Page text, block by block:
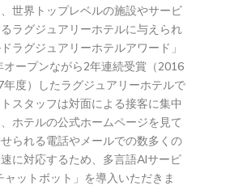
世界トップレベルの施設やサービ
ラグジュアリーホテルに与えられ
ラグジュアリーホテルアワード」
オープンながら2年連続受賞（2016
度）したラグジュアリーホテルで
スタッフは対面による接客に集中
ホテルの公式ホームページを見て
られる電話やメールでの数多くの
に対応するため、多言語AIサービ
ャットボット」を導入いただきま